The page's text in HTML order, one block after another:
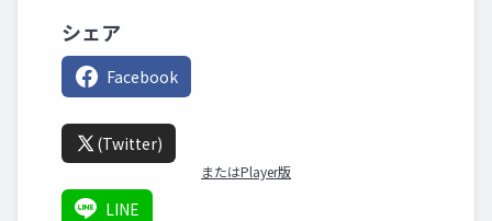
シェア
Facebook
(Twitter)
またはPlayer版
LINE